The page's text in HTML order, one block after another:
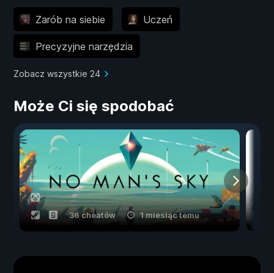
Zarób na siebie Uczeń
Precyzyjne narzędzia
Zobacz wszystkie 24
Może Ci się spodobać
36 cheatów 1 miesiąc temu